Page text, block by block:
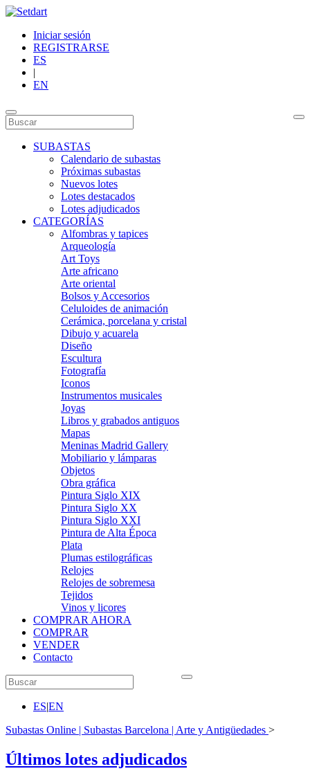
Iniciar sesión
REGISTRARSE
ES
|
EN
SUBASTAS
Calendario de subastas
Próximas subastas
Nuevos lotes
Lotes destacados
Lotes adjudicados
CATEGORÍAS
Alfombras y tapices
Arqueología
Art Toys
Arte africano
Arte oriental
Bolsos y Accesorios
Celuloides de animación
Cerámica, porcelana y cristal
Dibujo y acuarela
Diseño
Escultura
Fotografía
Iconos
Instrumentos musicales
Joyas
Libros y grabados antiguos
Mapas
Meninas Madrid Gallery
Mobiliario y lámparas
Objetos
Obra gráfica
Pintura Siglo XIX
Pintura Siglo XX
Pintura Siglo XXI
Pintura de Alta Época
Plata
Plumas estilográficas
Relojes
Relojes de sobremesa
Tejidos
Vinos y licores
COMPRAR AHORA
COMPRAR
VENDER
Contacto
ES|EN
Subastas Online | Subastas Barcelona | Arte y Antigüedades >
Últimos lotes adjudicados